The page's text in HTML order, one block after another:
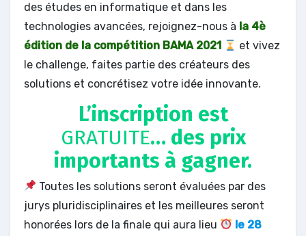
des études en informatique et dans les
technologies avancées, rejoignez-nous à la 4è
édition de la compétition BAMA 2021
et vivez
le challenge, faites partie des créateurs des
solutions et concrétisez votre idée innovante.
L’inscription est
GRATUITE… des prix
importants à gagner.
Toutes les solutions seront évaluées par des
jurys pluridisciplinaires et les meilleures seront
honorées lors de la finale qui aura lieu
le 28